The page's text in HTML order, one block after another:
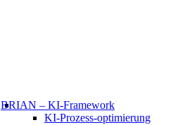
BRIAN – KI-Framework
KI-Prozess-optimierung